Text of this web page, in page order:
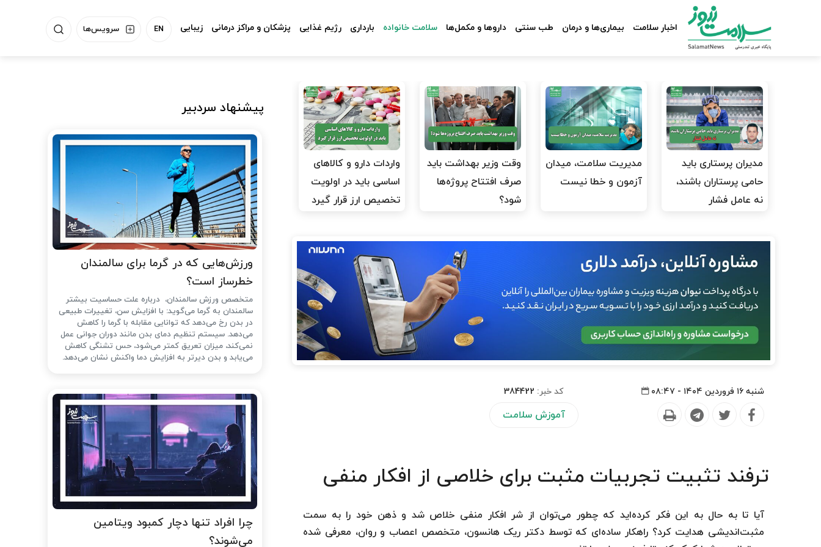
سرویس‌ها EN اخبار سلامت بیماری‌ها و درمان طب سنتی داروها و مکمل‌ها سلامت خانواده بارداری رژیم غذایی پزشکان و مراکز درمانی زیبایی
مدیران پرستاری باید
حامی پرستاران باشند،
نه عامل فشار
مدیریت سلامت، میدان
آزمون و خطا نیست
وقت وزیر بهداشت باید
صرف افتتاح پروژه‌ها
شود؟
واردات دارو و کالاهای
اساسی باید در اولویت
تخصیص ارز قرار گیرد
شنبه ۱۶ فروردین ۱۴۰۴ - ۰۸:۴۷ کد خبر: 384422
آموزش سلامت
ترفند تثبیت تجربیات مثبت برای خلاصی از افکار منفی
آیا تا به حال به این فکر کرده‌اید که چطور می‌توان از شر افکار منفی خلاص شد و ذهن خود را به سمت
مثبت‌اندیشی هدایت کرد؟ راهکار ساده‌ای که توسط دکتر ریک هانسون، متخصص اعصاب و روان، معرفی شده
پیشنهاد سردبیر
ورزش‌هایی که در گرما برای سالمندان
خطرساز است؟
متخصص ورزش سالمندان، درباره علت حساسیت بیشتر
سالمندان به گرما می‌گوید: با افزایش سن، تغییرات طبیعی
در بدن رخ می‌دهد که توانایی مقابله با گرما را کاهش
می‌دهد. سیستم تنظیم دمای بدن مانند دوران جوانی عمل
نمی‌کند، میزان تعریق کمتر می‌شود، حس تشنگی کاهش
می‌یابد و بدن دیرتر به افزایش دما واکنش نشان می‌دهد.
چرا افراد تنها دچار کمبود ویتامین
می‌شوند؟